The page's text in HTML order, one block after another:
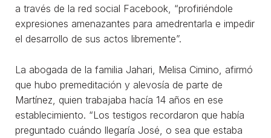
a través de la red social Facebook, “profiriéndole
expresiones amenazantes para amedrentarla e impedir
el desarrollo de sus actos libremente”.
La abogada de la familia Jahari, Melisa Cimino, afirmó
que hubo premeditación y alevosía de parte de
Martínez, quien trabajaba hacía 14 años en ese
establecimiento. “Los testigos recordaron que había
preguntado cuándo llegaría José, o sea que estaba